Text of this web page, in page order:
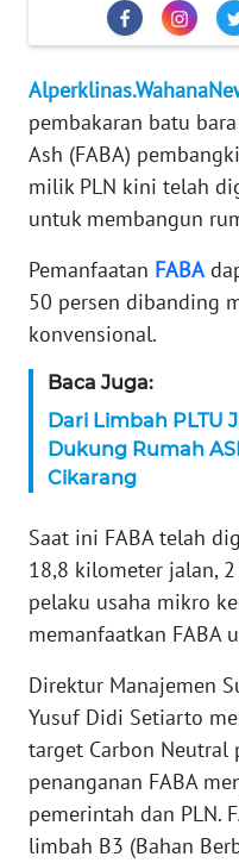
pembakaran batu
Ash (FABA)
milik PLN kini telah
untuk membangun
Pemanfaatan FABA
50 persen dibanding
konvensional.
Baca Juga:
Dari Limbah PLTU
Dukung Rumah
Cikarang
Saat ini FABA telah
18,8 kilometer jalan,
pelaku usaha mikro
memanfaatkan FABA
Direktur Manajemen
Yusuf Didi Setiarto
target Carbon Neutral
penanganan FABA
pemerintah dan PLN.
limbah B3 (Bahan
PEDOMAN
MEDIA
SIBER
REDAKSI
KARIR
DISCLAIMER
News
WN
SUMUT
WN
JAKARTA
WN
WN
BANTEN
WN
NTT